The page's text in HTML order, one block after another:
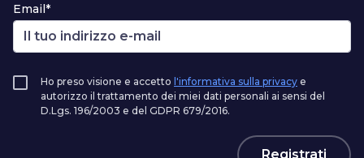
Email*
Ho preso visione e accetto l'informativa sulla privacy e
autorizzo il trattamento dei miei dati personali ai sensi del
D.Lgs. 196/2003 e del GDPR 679/2016.
Registrati